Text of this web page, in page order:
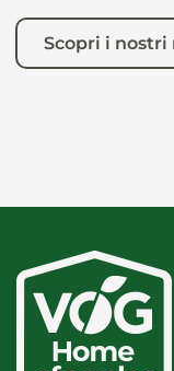
Scopri i nostri